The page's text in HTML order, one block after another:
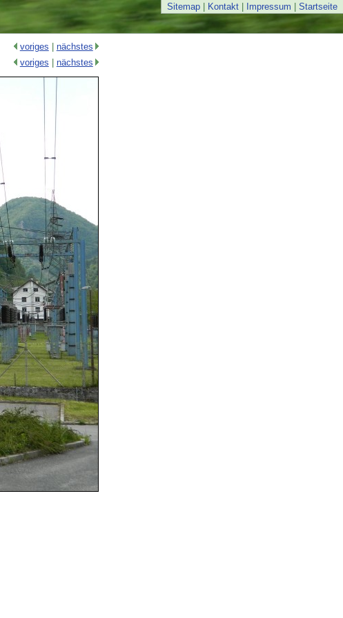
Sitemap Kontakt Impressum Startseite
voriges
nächstes
voriges nächstes